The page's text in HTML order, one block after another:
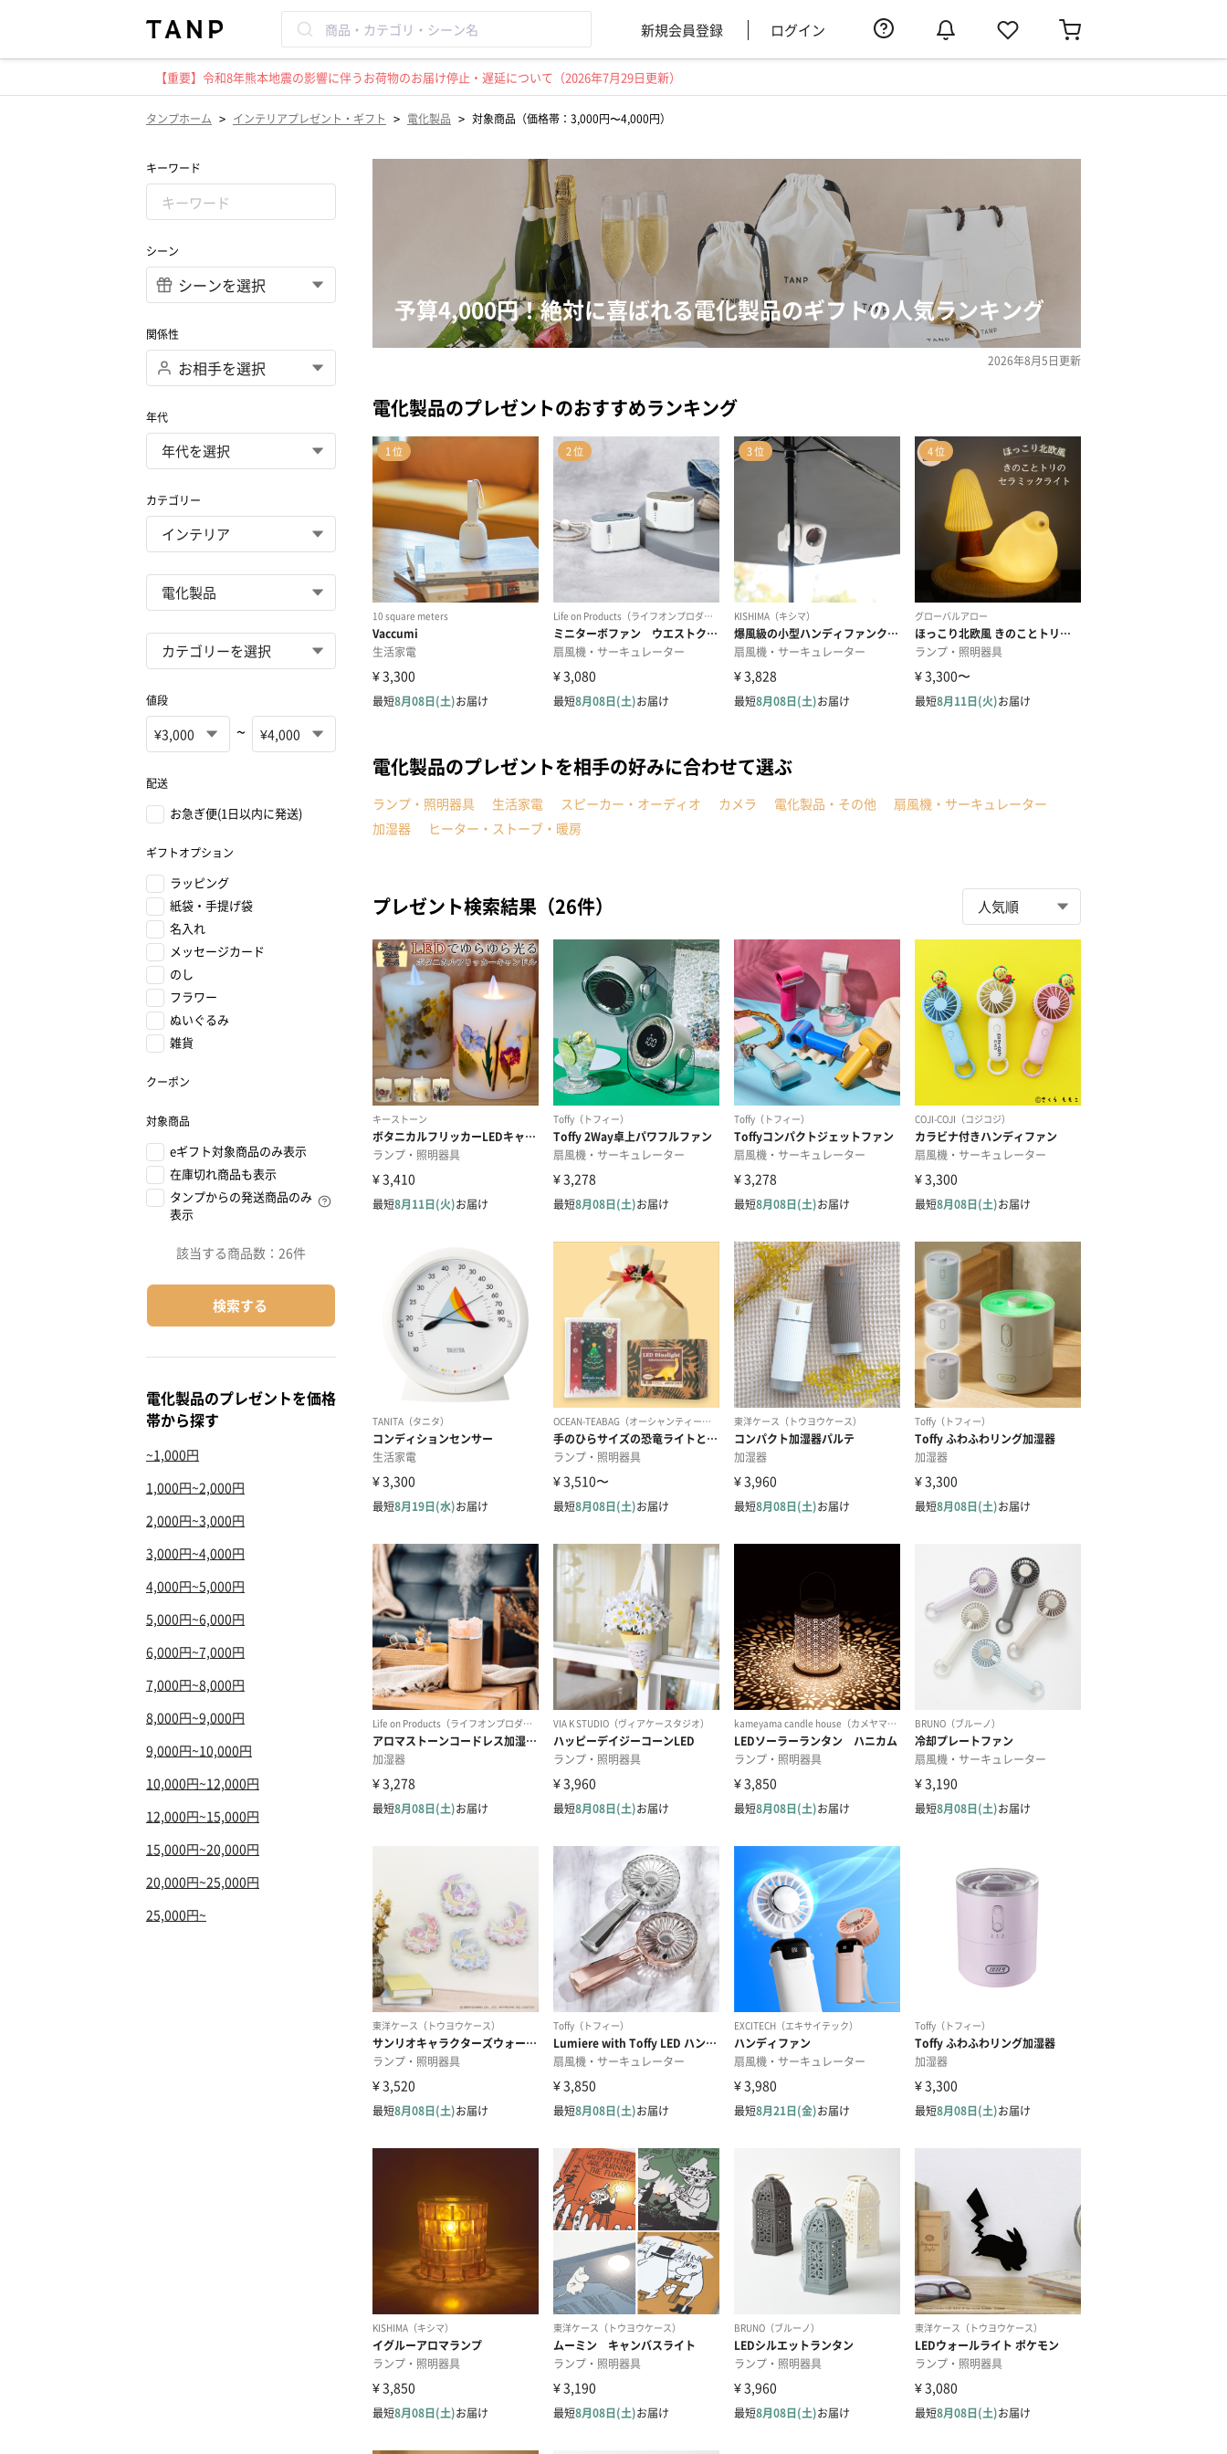
新規会員登録 ログイン
【重要】令和8年熊本地震の影響に伴うお荷物のお届け停止・遅延について（2026年7月29日更新）
タンプホーム > インテリアプレゼント・ギフト > 電化製品 > 対象商品（価格帯：3,000円〜4,000円）
キーワード
シーン
関係性
年代
カテゴリー
値段
~
配送
お急ぎ便(1日以内に発送)
ギフトオプション
ラッピング
紙袋・手提げ袋
名入れ
メッセージカード
のし
フラワー
ぬいぐるみ
雑貨
クーポン
対象商品
eギフト対象商品のみ表示
在庫切れ商品も表示
タンプからの発送商品のみ
表示
該当する商品数： 26件
検索する
電化製品のプレゼントを価格
帯から探す
~1,000円
1,000円~2,000円
2,000円~3,000円
3,000円~4,000円
4,000円~5,000円
5,000円~6,000円
6,000円~7,000円
7,000円~8,000円
8,000円~9,000円
9,000円~10,000円
10,000円~12,000円
12,000円~15,000円
15,000円~20,000円
20,000円~25,000円
25,000円~
予算4,000円！絶対に喜ばれる電化製品のギフトの人気ランキング
2026年8月5日更新
電化製品のプレゼントのおすすめランキング
電化製品のプレゼントを相手の好みに合わせて選ぶ
ランプ・照明器具 生活家電 スピーカー・オーディオ カメラ 電化製品・その他
扇風機・サーキュレーター
加湿器
ヒーター・ストーブ・暖房
プレゼント検索結果（26件）